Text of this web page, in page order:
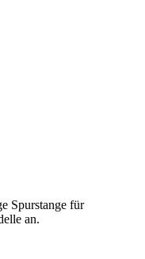
Spurstange für
an.